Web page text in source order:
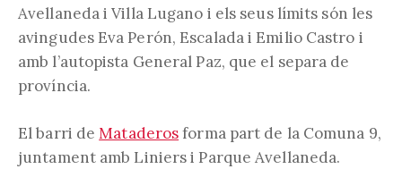
Avellaneda i Villa Lugano i els seus límits són les
avingudes Eva Perón, Escalada i Emilio Castro i
amb l’autopista General Paz, que el separa de
província.
El barri deMataderosforma part de la Comuna 9,
juntament amb Liniers i Parque Avellaneda.